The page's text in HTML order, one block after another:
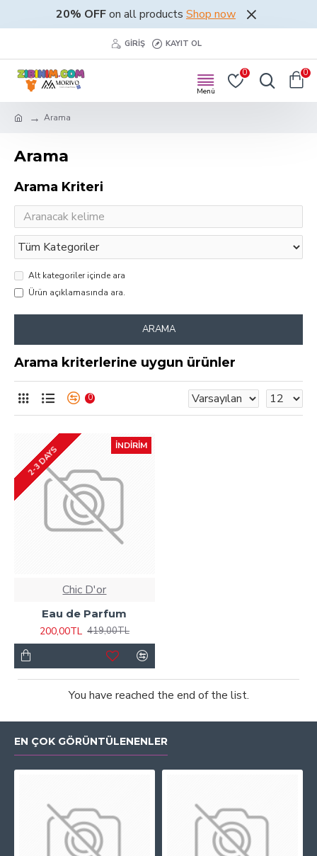
20% OFFon all products Shop now
GIRIŞ KAYIT OL
0 0
Arama
Arama
Arama Kriteri
Alt kategoriler içinde ara
Ürün açıklamasında ara.
ARAMA
Arama kriterlerine uygun ürünler
0
İNDIRIM
2-3 DAYS
Chic D'or
Eau de Parfum
200,00TL 419,00TL
You have reached the end of the list.
EN ÇOK GÖRÜNTÜLENENLER